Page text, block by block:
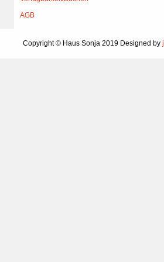
AGB
Copyright © Haus Sonja 2019 Designed by